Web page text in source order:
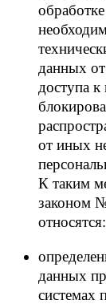
данных
доступа
от иных
К таким
законом
относятся:
данных
системах